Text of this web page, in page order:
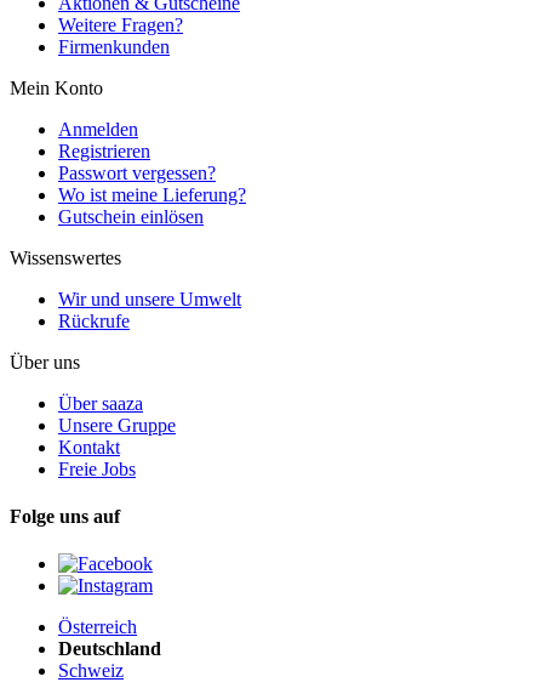
Weitere Fragen?
Firmenkunden
Mein Konto
Anmelden
Registrieren
Passwort vergessen?
Wo ist meine Lieferung?
Gutschein einlösen
Wissenswertes
Wir und unsere Umwelt
Rückrufe
Über uns
Über saaza
Unsere Gruppe
Kontakt
Freie Jobs
Folge uns auf
Österreich
Deutschland
Schweiz